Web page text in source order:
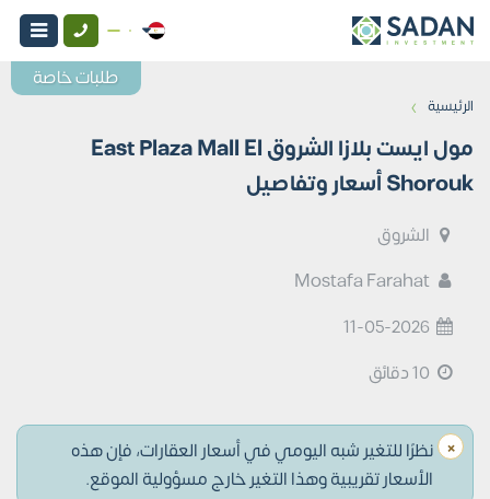
الرئيسية ›
مول ايست بلازا الشروق East Plaza Mall El
Shorouk أسعار وتفاصيل
الشروق
Mostafa Farahat
11-05-2026
× نظرًا للتغير شبه اليومي في أسعار العقارات، فإن هذه
الأسعار تقريبية وهذا التغير خارج مسؤولية الموقع.
طلبات خاصة